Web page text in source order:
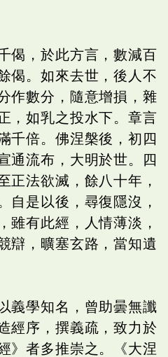
偈，於此方言，數減百
偈。如來去世，後人不
作數分，隨意增損，雜
，如乳之投水下。章言
千倍。佛涅槃後，初四
通流布，大明於世。四
正法欲滅，餘八十年，
自是以後，尋復隱沒，
雖有此經，人情薄淡，
辯，曠塞玄路，當知遺
義學知名，曾助曇無讖
經序，撰義疏，致力於
》者多推崇之。《大涅